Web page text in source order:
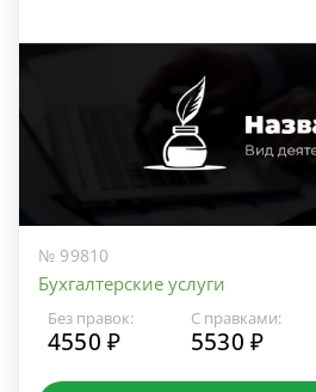
№ 99810
Бухгалтерские услуги
Без правок:
4550 ₽
С правками:
5530 ₽